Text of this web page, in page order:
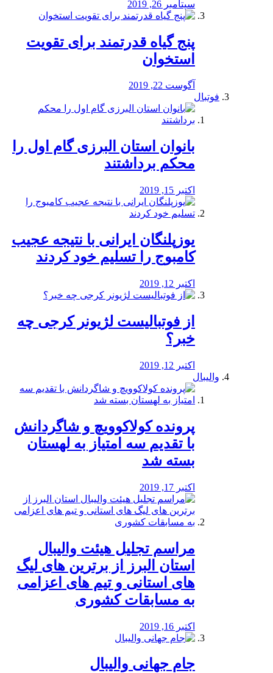
سپتامبر 26, 2019
پنج گیاه قدرتمند برای تقویت
استخوان
آگوست 22, 2019
فوتبال
بانوان استان البرزی گام اول را
محكم برداشتند
اکتبر 15, 2019
یوزپلنگان ایرانی با نتیجه عجیب
کامبوج را تسلیم خود کردند
اکتبر 12, 2019
از فوتبالیست لژیونر کرجی چه
خبر؟
اکتبر 12, 2019
والیبال
پرونده کولاکوویچ و شاگردانش
با تقدیم سه امتیاز به لهستان
بسته شد
اکتبر 17, 2019
مراسم تجلیل هیئت والیبال
استان البرز از برترین های لیگ
های استانی و تیم های اعزامی
به مسابقات کشوری
اکتبر 16, 2019
جام جهانی والیبال